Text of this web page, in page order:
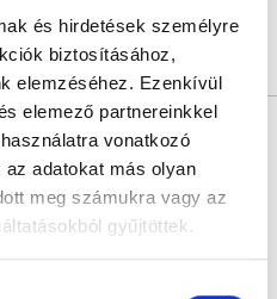
és hirdetések személyre
biztosításához,
elemzéséhez. Ezenkívül
elemező partnereinkkel
vonatkozó
adatokat más olyan
meg számukra vagy az
gyűjtöttek.
időpont
orvosi oklevéllel rendelkező
szakképesítés
vesz részt. Ezen orvosok által
tevékenységért teljes
felügyeli az egészségügyi
utána pedig a
A foglaljorvost.hu